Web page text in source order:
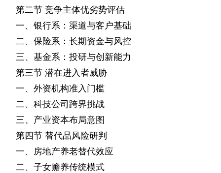
第二节 竞争主体优劣势评估
一、银行系：渠道与客户基础
二、保险系：长期资金与风控
三、基金系：投研与创新能力
第三节 潜在进入者威胁
一、外资机构准入门槛
二、科技公司跨界挑战
三、产业资本布局意图
第四节 替代品风险研判
一、房地产养老替代效应
二、子女赡养传统模式